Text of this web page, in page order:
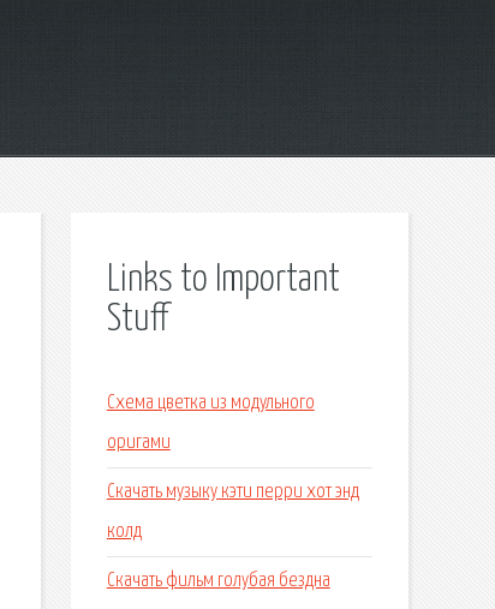
Links to Important
Stuff
Схема цветка из модульного
оригами
Скачать музыку кэти перри хот энд
колд
Скачать фильм голубая бездна